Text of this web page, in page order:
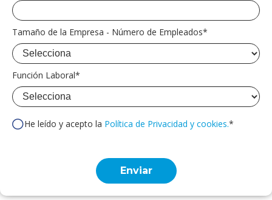
Tamaño de la Empresa - Número de Empleados*
Función Laboral*
He leído y acepto la Política de Privacidad y cookies.*